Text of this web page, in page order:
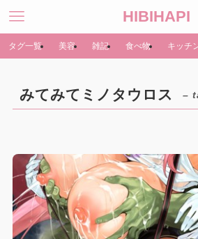
HIBIHAPI
タグ一覧 美容 雑記 食べ物 キッチ
みてみてミノタウロス –